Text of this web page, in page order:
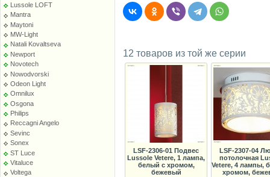
Lussole LOFT
Mantra
Maytoni
MW-Light
Natali Kovaltseva
Newport
Novotech
Nowodvorski
Odeon Light
Omnilux
Osgona
Philips
Reccagni Angelo
Sevinc
Sonex
ST Luce
Vitaluce
Voltega
12 товаров из той же серии
LSF-2306-01 Подвес
Lussole Vetere, 1 лампа,
белый с хромом,
бежевый
LSF-2307-04
потолочная
Vetere, 4 лампы,
хромом,